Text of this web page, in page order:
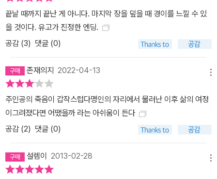
이리』, 『나르치스와 골드문트』 등이다. 후기 대표작은 『동방순례』와
『유리알 유희』인데, 특히 『유리알 유희』에서 지식 정보, 멀티미디어,
판타지, 가상현실, 명상 등을 다루고 있다는 점에서 헤세의 상상력과
가치를 재발견할 수 있다. 『유리알 유희』는 헤세의 마지막 소설이다.
독일에서 나치가 세력을 키워 가던 1932년, 헤세는 이 작품을 쓰기
시작했고, 그 후 10여 년에 걸쳐 완성한다. 그러나 나치 독일은 이 책
의 출판을 금지하여, 결국 초판은 1943년 스위스 취리히에서 출간된
다. 독일에서는 2차 대전이 끝나고 1946년 12월에야 출간될 수 있었
다. 그해에 헤세는 노벨 문학상의 영예를 안는다. 이러한 시대적 상황
에 대한 헤세의 고민과 그 답을 찾아가는 과정이 『유리알 유희』에 고
자체가 그 바로 그 과정이자 답이라고 할 수 있다. 요제프는 그 무엇에
대한 고민도 없이 학업에만 열중하다가, 점점 세상에 대해 눈뜨고, 자
끝날 때까지 끝난 게 아니다. 마지막 장을 덮을 때 경이를 느낄 수 있
을 것이다. 유고가 진정한 엔딩.
공감 (3) 댓글 (0)
존재의지 2022-04-13
주인공의 죽음이 갑작스럽다명인의 자리에서 물러난 이후 삶의 여정
이그려졌다면 어땠을까 라는 아쉬움이 든다
공감 (2) 댓글 (0)
설렘이 2013-02-28